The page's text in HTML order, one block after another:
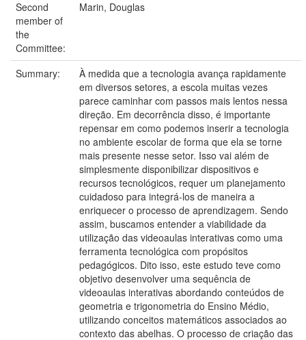
Second
member of
the
Committee:
Marin, Douglas
Summary:
À medida que a tecnologia avança rapidamente
em diversos setores, a escola muitas vezes
parece caminhar com passos mais lentos nessa
direção. Em decorrência disso, é importante
repensar em como podemos inserir a tecnologia
no ambiente escolar de forma que ela se torne
mais presente nesse setor. Isso vai além de
simplesmente disponibilizar dispositivos e
recursos tecnológicos, requer um planejamento
cuidadoso para integrá-los de maneira a
enriquecer o processo de aprendizagem. Sendo
assim, buscamos entender a viabilidade da
utilização das videoaulas interativas como uma
ferramenta tecnológica com propósitos
pedagógicos. Dito isso, este estudo teve como
objetivo desenvolver uma sequência de
videoaulas interativas abordando conteúdos de
geometria e trigonometria do Ensino Médio,
utilizando conceitos matemáticos associados ao
contexto das abelhas. O processo de criação das